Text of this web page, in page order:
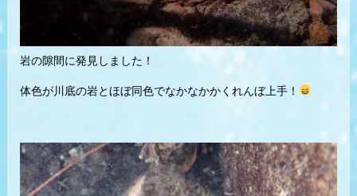
岩の隙間に発見しました！
体色が川底の岩とほぼ同色でなかなかかくれんぼ上手！